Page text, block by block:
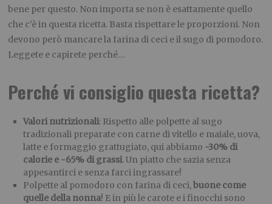
bene per questo. Non importa se non è esattamente quello
che c’è in questa ricetta. Basta rispettare le proporzioni. Non
devono però mancare la farina di ceci e il sugo di pomodoro.
Leggete e capirete perché…
Perché vi consiglio questa ricetta?
Valori nutrizionali: Rispetto alle polpette al sugo
tradizionali preparate con carne di vitello e maiale, uova,
latte e formaggio grattugiato, qui abbiamo -30% di
calorie e -65% di grassi. Un piatto che sazia senza
appesantirci e senza farci ingrassare!
Polpette al pomodoro con farina di ceci, buone come
quelle della nonna! E in più le carote e i finocchi sono